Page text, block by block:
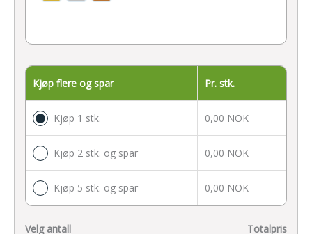
Kjøp flere og spar Pr. stk.
Kjøp 1 stk. 0,00 NOK
Kjøp 2 stk. og spar 0,00 NOK
Kjøp 5 stk. og spar 0,00 NOK
Velg antall Totalpris